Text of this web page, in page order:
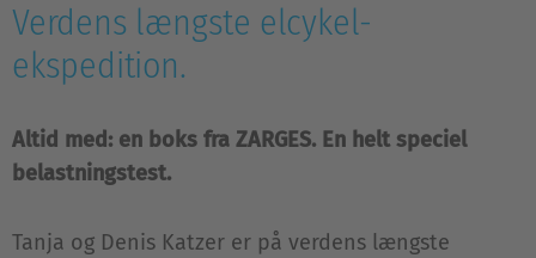
Verdens længste elcykel-
ekspedition.
Altid med: en boks fra ZARGES. En helt speciel
belastningstest.
Tanja og Denis Katzer er på verdens længste